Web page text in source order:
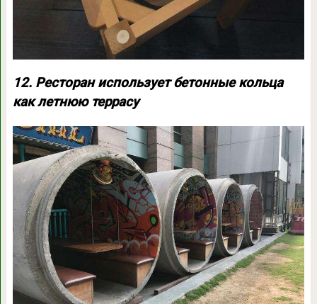
12. Ресторан использует бетонные кольца
как летнюю террасу